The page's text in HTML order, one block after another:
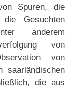
Spuren, die
Gesuchten
anderem
von
von
saarländischen
die aus